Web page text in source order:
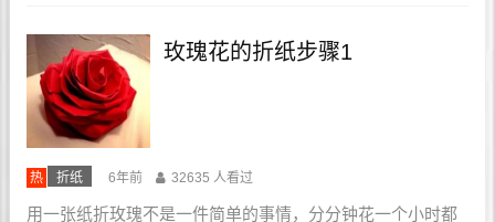
玫瑰花的折纸步骤1
热 折纸 6年前 32635 人看过
用一张纸折玫瑰不是一件简单的事情，分分钟花一个小时都